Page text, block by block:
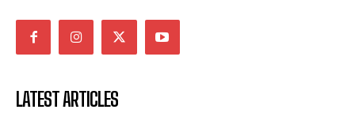
LATEST ARTICLES